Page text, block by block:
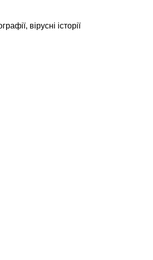
вірусні історії